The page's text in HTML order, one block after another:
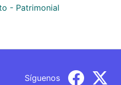
- Patrimonial
Síguenos